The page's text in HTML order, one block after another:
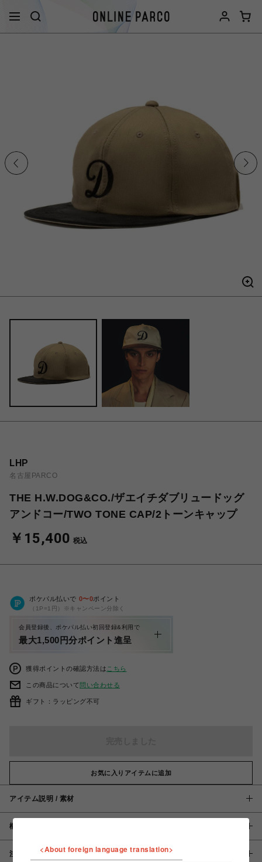
LHP
名古屋PARCO
THE H.W.DOG&CO./ザエイチダブリュードッグ
アンドコー/TWO TONE CAP/2トーンキャップ
￥15,400 税込
ポケパル払いで 0〜0ポイント
（1P=1円）※キャンペーン分除く
会員登録後、ポケパル払い初回登録&利用で
最大1,500円分ポイント進呈
獲得ポイントの確認方法は こちら
この商品について問い合わせる
ギフト：ラッピング不可
お気に入りアイテムに追加
アイテム説明 / 素材
概要
注意事項 <About foreign language translation>